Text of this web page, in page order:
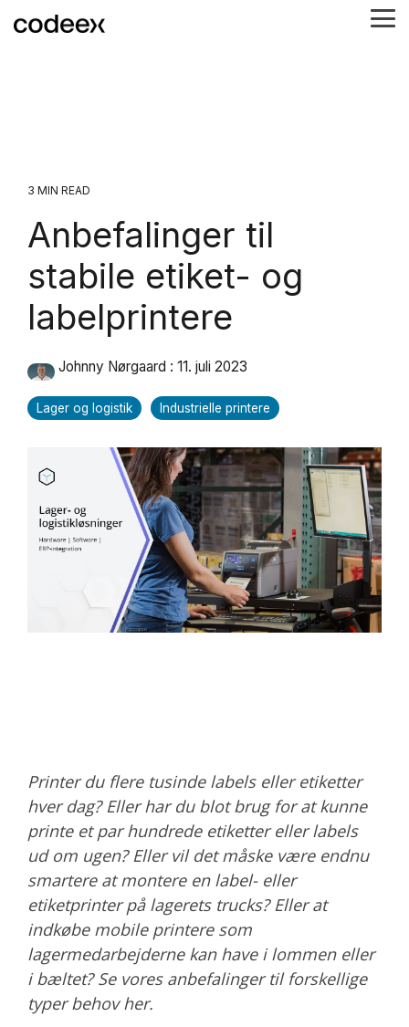
to
3 MIN READ
Anbefalinger til
stabile etiket- og
labelprintere
Johnny Nørgaard : 11. juli 2023
Lager og logistik Industrielle printere
Printer du flere tusinde labels eller etiketter
hver dag? Eller har du blot brug for at kunne
printe et par hundrede etiketter eller labels
ud om ugen? Eller vil det måske være endnu
smartere at montere en label- eller
etiketprinter på lagerets trucks? Eller at
indkøbe mobile printere som
lagermedarbejderne kan have i lommen eller
i bæltet? Se vores anbefalinger til forskellige
typer behov her.